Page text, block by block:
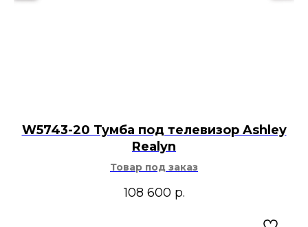
W5743-20 Тумба под телевизор Ashley
Realyn
Товар под заказ
108 600 р.